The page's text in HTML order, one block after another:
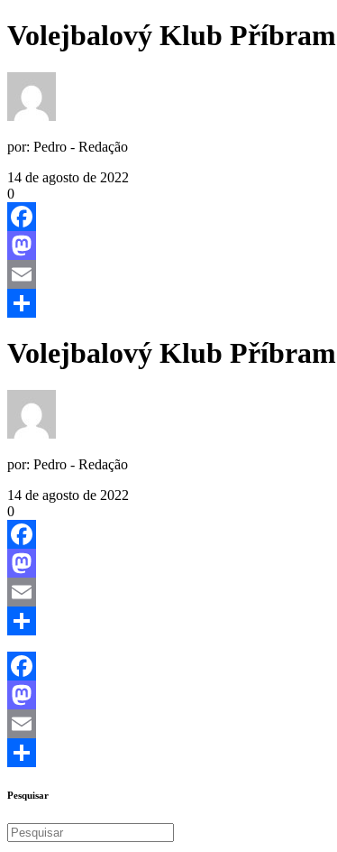
Volejbalový Klub Příbram
por: Pedro - Redação
14 de agosto de 2022
0
Facebook
Mastodon
Email
Volejbalový Klub Příbram
por: Pedro - Redação
14 de agosto de 2022
0
Facebook
Mastodon
Email
Share
Facebook
Mastodon
Email
Pesquisar